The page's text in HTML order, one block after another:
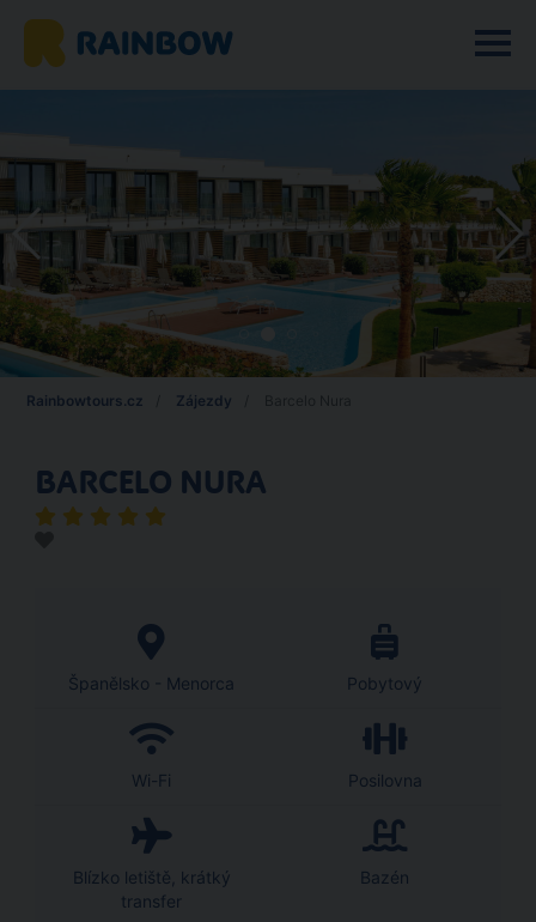
Rainbowtours.cz Zájezdy
BARCELO NURA
Španělsko - Menorca Pobytový
Wi-Fi Posilovna
Blízko letiště, krátký
transfer
Bazén